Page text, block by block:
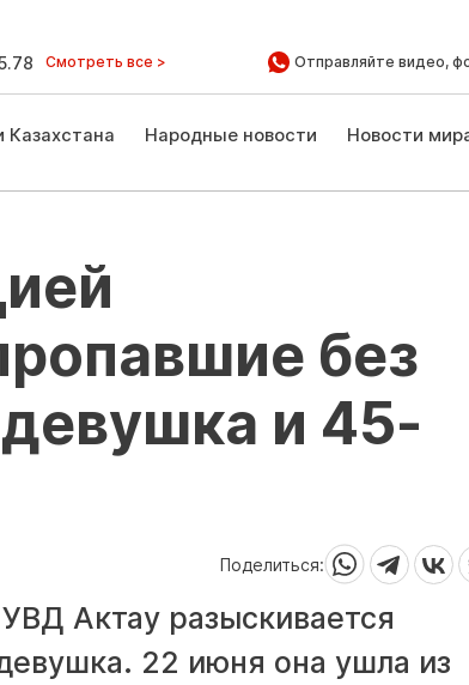
Смотреть все > Отправляйте видео,
Казахстана Народные новости Новости
без
и 45-
Поделиться:
Актау разыскивается
22 июня она ушла из